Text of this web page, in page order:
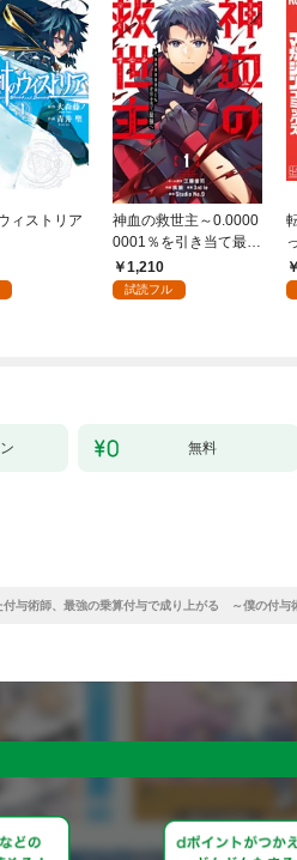
ィストリア
神血の救世主～0.0000
0001％を引き当て最強
へ～【電子書籍特典
付】（１）
1,210
試読フル
無料
付与術師、最強の乗算付与で成り上がる ～僕の付与